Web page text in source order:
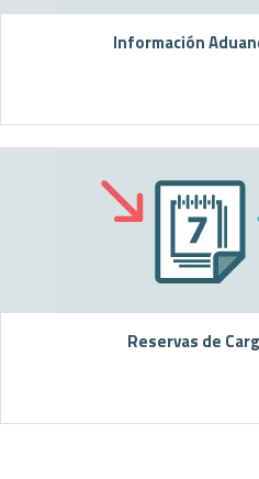
Información
Reservas de